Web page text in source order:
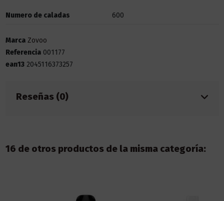
Numero de caladas 600
Marca Zovoo
Referencia 001177
ean13 2045116373257
Reseñas (0)
16 de otros productos de la misma categoría: